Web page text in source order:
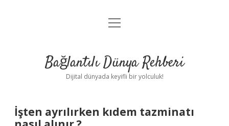
Anasayfa
Yasal Uyarı
menüyü
Bağlantılı Dünya Rehberi
Dijital dünyada keyifli bir yolculuk!
İşten ayrılırken kıdem tazminatı